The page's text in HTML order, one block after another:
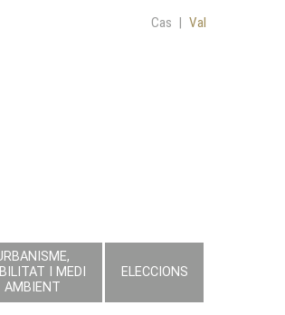
Cas | Val
I MEDI
AMBIENT
ELECCIONS